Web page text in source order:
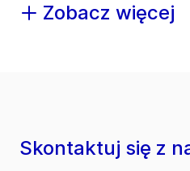
Zobacz więcej
Skontaktuj się z